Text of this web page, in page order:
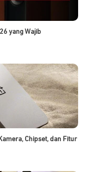
yang Wajib
Chipset, dan Fitur